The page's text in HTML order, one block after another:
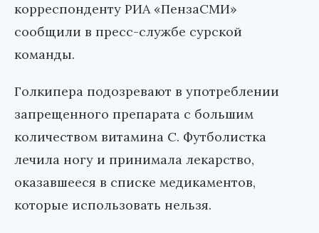
корреспонденту РИА «ПензаСМИ»
сообщили в пресс-службе сурской
команды.
Голкипера подозревают в употреблении
запрещенного препарата с большим
количеством витамина С. Футболистка
лечила ногу и принимала лекарство,
оказавшееся в списке медикаментов,
которые использовать нельзя.